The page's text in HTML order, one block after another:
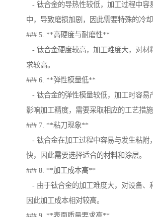
- 钛合金的导热性较低，加工过程中容
中，导致磨损加剧，因此需要特殊的冷却
### 5. **高硬度与耐磨性**
- 钛合金硬度较高，加工难度大，对材
求较高。
### 6. **弹性模量低**
- 钛合金的弹性模量较低，加工时容易
影响加工精度，需要采取相应的工艺措施
### 7. **粘刀现象**
- 钛合金在加工过程中容易与发生粘附
快，因此需要选择适合的材料和涂层。
### 8. **加工成本高**
- 由于钛合金的加工难度大，对设备、
因此加工成本相对较高。